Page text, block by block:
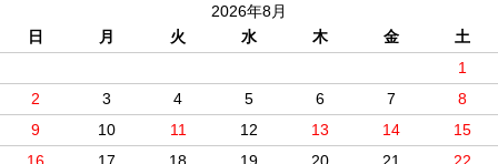
2026年8月
日
月 火 水 木 金
土
1
2
3 4 5 6 7
8
9
10 11 12 13 14
15
16
17 18 19 20 21 22